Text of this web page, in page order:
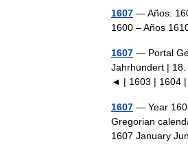
1607 — Años:
1600 – Años
1607 — Portal
Jahrhundert |
◄ | 1603 | 1604
1607 — Year
Gregorian
1607 January